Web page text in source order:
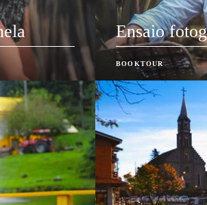
Ensaio
BOOKTOUR